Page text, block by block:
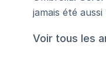
jamais été aussi
Voir tous les